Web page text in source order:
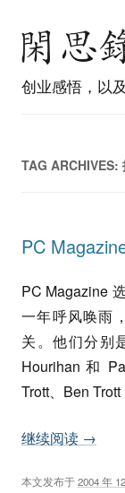
创业感悟，以
TAG ARCHIVES:
PC
PC Magazine
一年呼风唤雨，
关。他们分别
Hourihan 和
Trott、Ben Trott
继续阅读 →
本文发布于2004 年